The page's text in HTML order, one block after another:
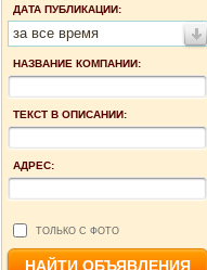
ДАТА ПУБЛИКАЦИИ:
за все время
НАЗВАНИЕ КОМПАНИИ:
ТЕКСТ В ОПИСАНИИ:
АДРЕС:
ТОЛЬКО С ФОТО